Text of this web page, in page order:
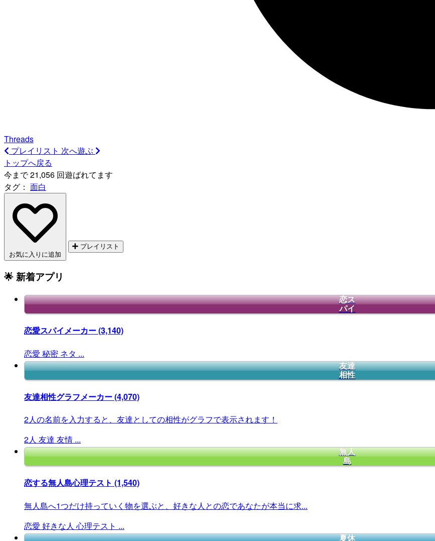
Threads
プレイリスト 次へ遊ぶ
トップへ戻る
今まで 21,056 回遊ばれてます
タグ： 面白
お気に入りに追加
プレイリスト
🌟 新着アプリ
恋ス
パイ
恋愛スパイメーカー(3,140)
恋愛 秘密 ネタ ...
友達
相性
友達相性グラフメーカー(4,070)
2人の名前を入力すると、友達としての相性がグラフで表示されます！
2人 友達 友情 ...
無人
島
恋する無人島心理テスト (1,540)
無人島へ1つだけ持っていく物を選ぶと、好きな人との恋であなたが本当に求...
恋愛 好きな人 心理テスト ...
夏休